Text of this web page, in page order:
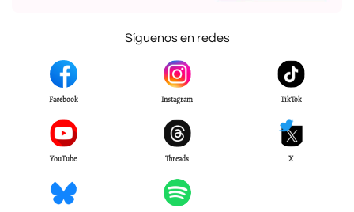
Síguenos en redes
Facebook Instagram TikTok
YouTube Threads X